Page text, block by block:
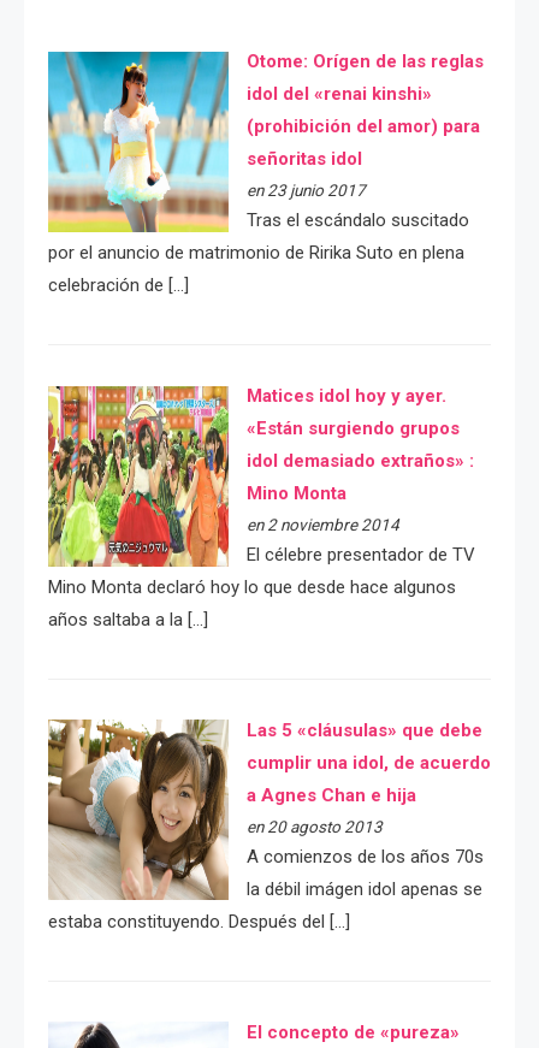
Otome: Orígen de las reglas
idol del «renai kinshi»
(prohibición del amor) para
señoritas idol
en 23 junio 2017
Tras el escándalo suscitado
por el anuncio de matrimonio de Ririka Suto en plena
celebración de […]
Matices idol hoy y ayer.
«Están surgiendo grupos
idol demasiado extraños» :
Mino Monta
en 2 noviembre 2014
El célebre presentador de TV
Mino Monta declaró hoy lo que desde hace algunos
años saltaba a la […]
Las 5 «cláusulas» que debe
cumplir una idol, de acuerdo
a Agnes Chan e hija
en 20 agosto 2013
A comienzos de los años 70s
la débil imágen idol apenas se
estaba constituyendo. Después del […]
El concepto de «pureza»